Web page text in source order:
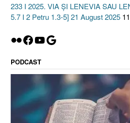
233 I 2025. VIA ȘI LENEVIA SAU
5.7 I 2 Petru 1.3-5] 21 August 2025
Flickr
Facebook
YouTube
Google
PODCAST